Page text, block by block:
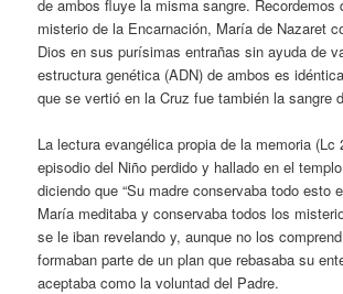
de ambos fluye la misma sangre. Recordemos
misterio de la Encarnación, María de Nazaret
Dios en sus purísimas entrañas sin ayuda de
estructura genética (ADN) de ambos es
que se vertió en la Cruz fue también la sangre
La lectura evangélica propia de la memoria (Lc
episodio del Niño perdido y hallado en el
diciendo que “Su madre conservaba todo esto
María meditaba y conservaba todos los
se le iban revelando y, aunque no los
formaban parte de un plan que rebasaba su
aceptaba como la voluntad del Padre.